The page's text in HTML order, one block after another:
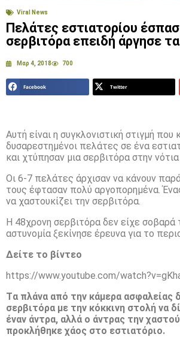
Viral News
Πελάτες εστιατορίου
σερβιτόρα επειδή άργησε
Μαρ 4, 2018 700
Facebook Twitter
Αυτή είναι η συγκλονιστική στιγμή που
δυσαρεστημένοι πελάτες σε ένα
και χτύπησαν μια σερβιτόρα στην νότια
Οι 6-7 πελάτες άρχισαν να κάνουν
τους έφτασαν πολύ αργοπορημένα.
να χαστουκίζει την σερβιτόρα.
Η 48χρονη σερβιτόρα δεν είχε σοβαρά
αστυνομία ξεκίνησε έρευνα για το
Δείτε το βίντεο
https://www.youtube.com/
Tα πλάνα από την κάμερα ασφαλείας
σερβιτόρα με την κόκκινη στολή να
έναν άντρα, αλλά ο άντρας την
προκλήθηκε χάος στο εστιατόριο.